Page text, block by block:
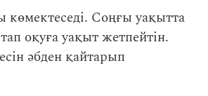
көмектеседі. Соңғы уақытта
оқуға уақыт жетпейтін.
әбден қайтарып